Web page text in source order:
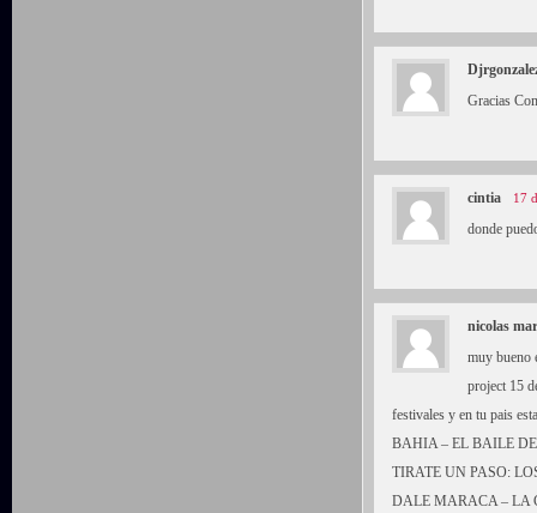
Gracias
cintia 17
donde
nicolas
muy bueno
project 15
festivales y en tu pais
BAHIA – EL BAILE
TIRATE UN PASO:
DALE MARACA – LA